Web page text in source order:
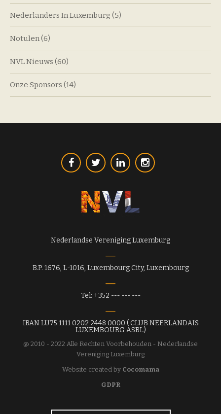
Nederlanders In Luxemburg (5)
Notulen(6)
NVL Nieuws (60)
Onze Sponsors (14)
Nederlandse Vereniging Luxemburg
B.P. 1676, L-1016, Luxembourg City, Luxembourg
Tel: +352 --- --- ---
IBAN LU75 1111 0202 2448 0000 ( CLUB NEERLANDAIS
LUXEMBOURG ASBL)
@ 2010 - 2022 Alle Rechten Voorbehouden - Nederlandse
Vereniging Luxemburg
Website created by Cocomama
GDPR